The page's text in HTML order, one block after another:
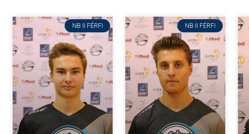
NB II FÉRFI NB II FÉRFI